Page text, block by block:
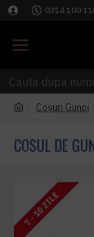
0314 100
Coşuri Gunoi
COSUL DE
7 - 10 ZILE